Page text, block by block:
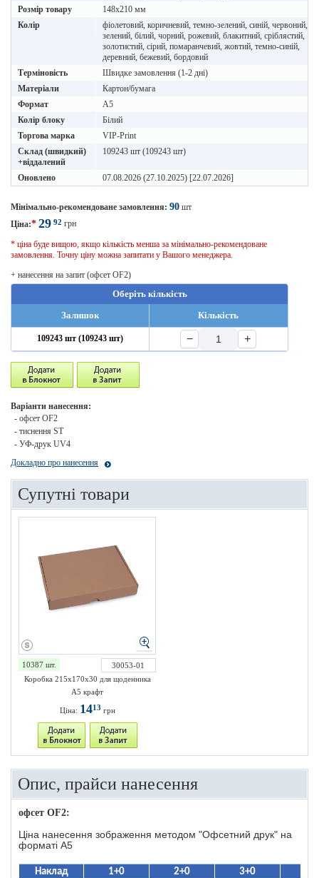
Розмір товару
148х210 мм
Колір
фіолетовий, коричневий, темно-зелений, синій, червоний,
зелений, білий, чорний, рожевий, блакитний, сріблястий,
золотистий, сірий, помаранчевий, жовтий, темно-синій,
деревний, бежевий, бордовий
Терміновість
Швидке замовлення (1-2 дні)
Матеріали
Картон/бумага
Формат
A5
Колір блоку
Білий
Торгова марка
VIP-Print
Склад (швидкий)
+віддалений
109243 шт (109243 шт)
Оновлено 07.08.2026 (27.10.2025) [22.07.2026]
Мінімально-рекомендоване замовлення: 90 шт
Ціна:* 29 92 грн
* ціна буде вищою, якщо кількість менша за мінімально-рекомендоване
замовлення. Точну ціну можна запитати у Вашого менеджера.
+ нанесення на запит (офсет OF2)
Оберіть кількість
Залишок
Кількість
109243 шт (109243 шт) − +
Варіанти нанесення:
- офсет OF2
- тиснення ST
- УФ-друк UV4
Докладно про нанесення
Супутні товари
10387 шт.
30053-01
Коробка 215х170х30 для щоденника
А5 крафт
Ціна: 1413 грн
Опис, прайси нанесення
офсет OF2:
Ціна нанесення зображення методом "Офсетний друк" на
форматі A5
Наклад 1+0 2+0 3+0